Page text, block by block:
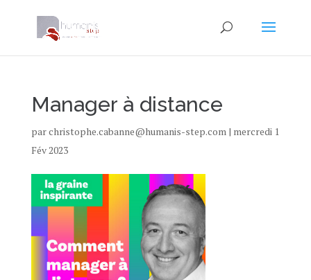
Manager à distance
parchristophe.cabanne@humanis-step.com| mercredi 1
Fév 2023